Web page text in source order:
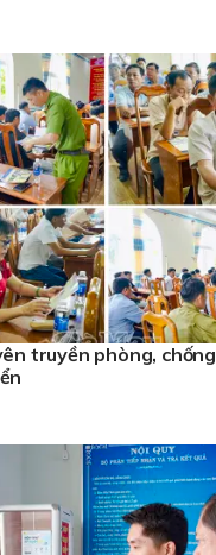
truyền phòng,